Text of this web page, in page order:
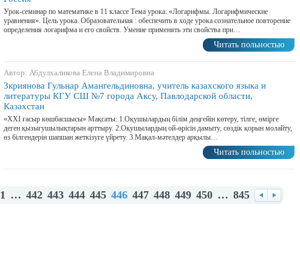
Урок-семинар по математике в 11 классе Тема урока: «Логарифмы. Логарифмические
уравнения». Цель урока. Образовательная : обеспечить в ходе урока сознательное повторение
определения логарифма и его свойств. Умение применять эти свойства при…
Читать польностью
Автор: Абдулхаликова Елена Владимировна
Зкриянова Гульнар Амангельдиновна, учитель казахского языка и
литературы КГУ СШ №7 города Аксу, Павлодарской области,
Казахстан
«ХХІ ғасыр көшбасшысы» Мақсаты: 1.Оқушылардың білім деңгейін көтеру, тілге, өмірге
деген қызығушылықтарын арттыру. 2.Оқушылардың ой-өрісін дамыту, сөздік қорын молайту,
өз білгендерін шапшан жеткізуге үйрету. 3.Мақал-мәтелдер арқылы…
Читать польностью
1 … 442 443 444 445 446 447 448 449 450 … 845